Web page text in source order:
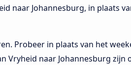
naar Johannesburg, in plaats
Probeer in plaats van het
Vryheid naar Johannesburg zijn